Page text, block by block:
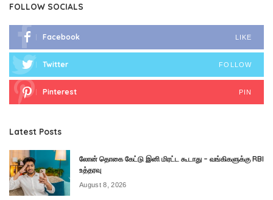
FOLLOW SOCIALS
Facebook LIKE
Twitter FOLLOW
Pinterest PIN
Latest Posts
லோன் தொகை கேட்டு இனி மிரட்ட கூடாது – வங்கிகளுக்கு RBI
உத்தரவு
August 8, 2026